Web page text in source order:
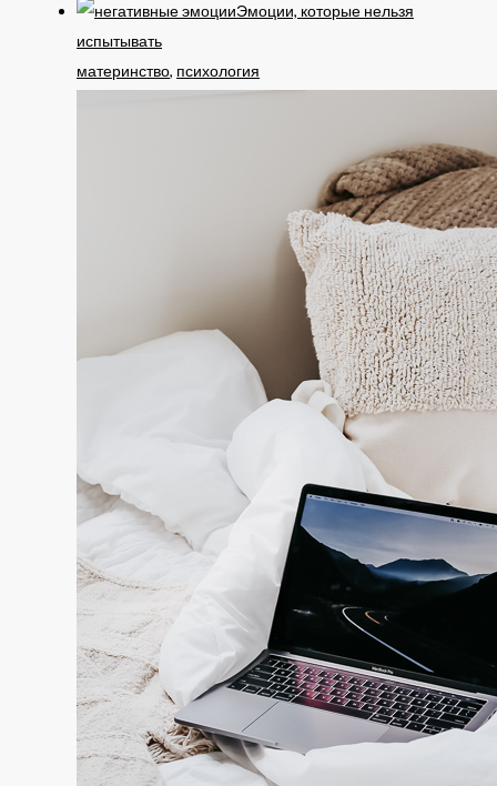
Эмоции, которые нельзя
испытывать
материнство, психология